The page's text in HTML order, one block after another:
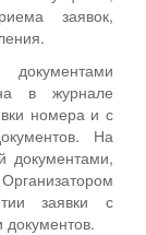
заявок,
в журнале
номера и с
На
документами,
заявки с
документов.